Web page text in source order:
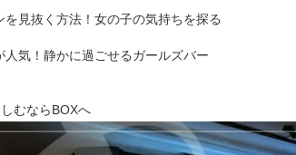
見抜く方法！女の子の気持ちを探る
気！静かに過ごせるガールズバー
むならBOXへ